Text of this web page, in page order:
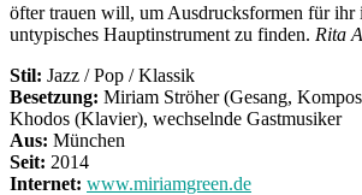
öfter trauen will, um Ausdrucksformen für
untypisches Hauptinstrument zu finden. Rita
Stil: Jazz / Pop / Klassik
Besetzung: Miriam Ströher (Gesang,
Khodos (Klavier), wechselnde Gastmusiker
Aus: München
Seit: 2014
Internet: www.miriamgreen.de